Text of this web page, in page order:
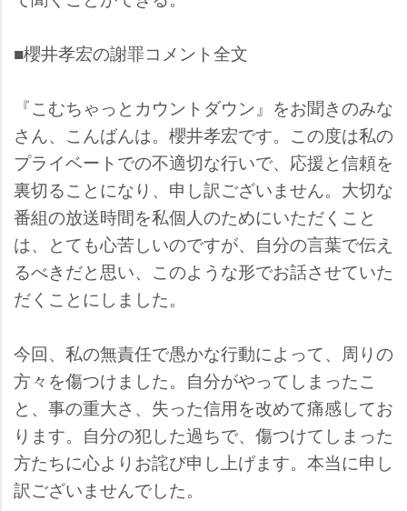
■櫻井孝宏の謝罪コメント全文
『こむちゃっとカウントダウン』をお聞きのみな
さん、こんばんは。櫻井孝宏です。この度は私の
プライベートでの不適切な行いで、応援と信頼を
裏切ることになり、申し訳ございません。大切な
番組の放送時間を私個人のためにいただくこと
は、とても心苦しいのですが、自分の言葉で伝え
るべきだと思い、このような形でお話させていた
だくことにしました。
今回、私の無責任で愚かな行動によって、周りの
方々を傷つけました。自分がやってしまったこ
と、事の重大さ、失った信用を改めて痛感してお
ります。自分の犯した過ちで、傷つけてしまった
方たちに心よりお詫び申し上げます。本当に申し
訳ございませんでした。